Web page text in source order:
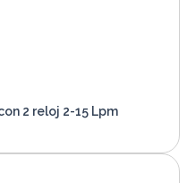
2 reloj 2-15 Lpm